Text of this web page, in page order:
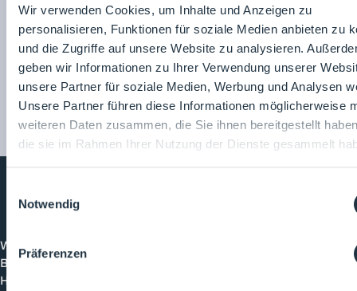
Wir verwenden Cookies, um Inhalte und Anzeigen zu
personalisieren, Funktionen für soziale Medien anbieten zu
und die Zugriffe auf unsere Website zu analysieren.
geben wir Informationen zu Ihrer Verwendung unserer
unsere Partner für soziale Medien, Werbung und Analysen
Unsere Partner führen diese Informationen möglicherweise
weiteren Daten zusammen, die Sie ihnen bereitgestellt
die sie im Rahmen Ihrer Nutzung der Dienste gesammelt
Notwendig
Präferenzen
Getinge Deutschland
GmbH
Zum
Unternehmensprofil
Willkommen bei CleanroomProcesses, der
Branchenplattform für Reinraum und Prozesstechnik.
Hier bleibst du immer auf dem neuesten Stand, kannst